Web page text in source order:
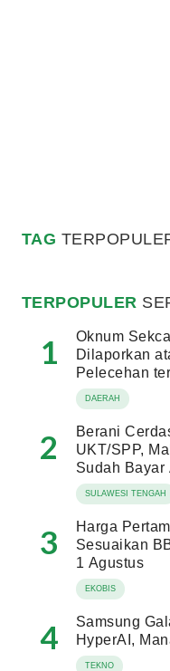
TAG
TERPOPULER
1
Oknum
Dilaporkan
Pelecehan
Bawah Umur
DAERAH
2
Berani
UKT/SPP,
Sudah Bayar
SULAWESI TENGAH
3
Harga
Sesuaikan
1 Agustus
EKOBIS
4
Samsung
HyperAI,
TEKNO